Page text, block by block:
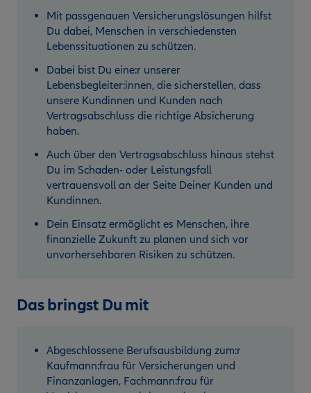
Mit passgenauen Versicherungslösungen hilfst
Du dabei, Menschen in verschiedensten
Lebenssituationen zu schützen.
Dabei bist Du eine:r unserer
Lebensbegleiter:innen, die sicherstellen, dass
unsere Kundinnen und Kunden nach
Vertragsabschluss die richtige Absicherung
haben.
Auch über den Vertragsabschluss hinaus stehst
Du im Schaden- oder Leistungsfall
vertrauensvoll an der Seite Deiner Kunden und
Kundinnen.
Dein Einsatz ermöglicht es Menschen, ihre
finanzielle Zukunft zu planen und sich vor
unvorhersehbaren Risiken zu schützen.
Das bringst Du mit
Abgeschlossene Berufsausbildung zum:r
Kaufmann:frau für Versicherungen und
Finanzanlagen, Fachmann:frau für